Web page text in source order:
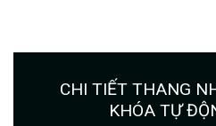
CHI TIẾT THANG
KHÓA TỰ